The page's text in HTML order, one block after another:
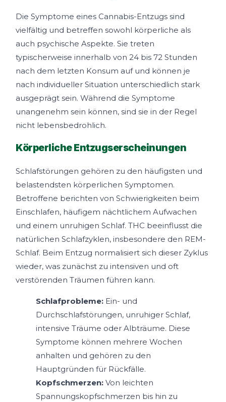
Die Symptome eines Cannabis-Entzugs sind
vielfältig und betreffen sowohl körperliche als
auch psychische Aspekte. Sie treten
typischerweise innerhalb von 24 bis 72 Stunden
nach dem letzten Konsum auf und können je
nach individueller Situation unterschiedlich stark
ausgeprägt sein. Während die Symptome
unangenehm sein können, sind sie in der Regel
nicht lebensbedrohlich.
Körperliche Entzugserscheinungen
Schlafstörungen gehören zu den häufigsten und
belastendsten körperlichen Symptomen.
Betroffene berichten von Schwierigkeiten beim
Einschlafen, häufigem nächtlichem Aufwachen
und einem unruhigen Schlaf. THC beeinflusst die
natürlichen Schlafzyklen, insbesondere den REM-
Schlaf. Beim Entzug normalisiert sich dieser Zyklus
wieder, was zunächst zu intensiven und oft
verstörenden Träumen führen kann.
Schlafprobleme: Ein- und
Durchschlafstörungen, unruhiger Schlaf,
intensive Träume oder Albträume. Diese
Symptome können mehrere Wochen
anhalten und gehören zu den
Hauptgründen für Rückfälle.
Kopfschmerzen: Von leichten
Spannungskopfschmerzen bis hin zu